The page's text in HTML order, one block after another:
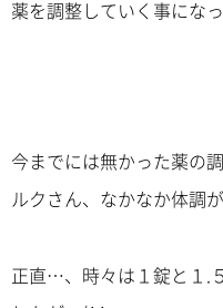
薬を調整していく事にな
今までには無かった薬の
ルクさん、なかなか体調
正直…、時々は１錠と１.